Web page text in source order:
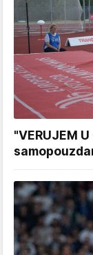
"VERUJEM